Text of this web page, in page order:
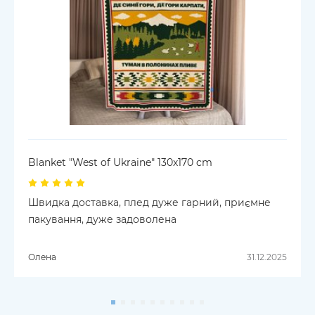
Blanket "West of Ukraine" 130х170 cm
Швидка доставка, плед дуже гарний, приємне
пакування, дуже задоволена
Олена 31.12.2025